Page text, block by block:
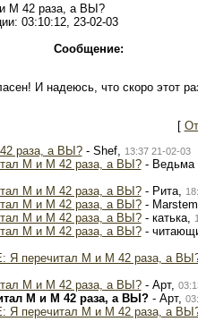
М 42 раза, а ВЫ?
03:10:12, 23-02-03
Сообщение:
И надеюсь, что скоро этот
[
раза, а ВЫ?- Shef, 13:37 21-02-03
М и М 42 раза, а ВЫ?- Ведьма
М и М 42 раза, а ВЫ?- Рита,
М и М 42 раза, а ВЫ?- Marstem,
М и М 42 раза, а ВЫ?- катька,
М и М 42 раза, а ВЫ?-
Я перечитал М и М 42 раза, а
М и М 42 раза, а ВЫ?- Арт,
М и М 42 раза, а ВЫ?- Арт,
Я перечитал М и М 42 раза, а